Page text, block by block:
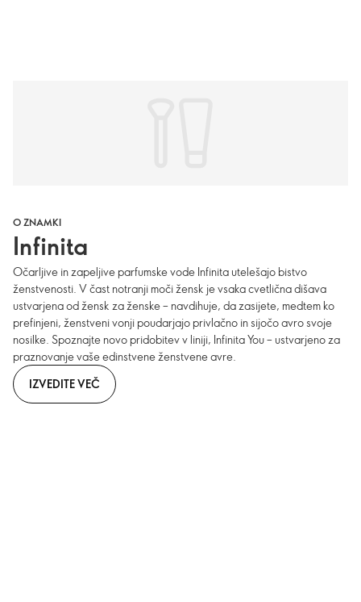
O ZNAMKI
Infinita
Očarljive in zapeljive parfumske vode Infinita utelešajo bistvo
ženstvenosti. V čast notranji moči žensk je vsaka cvetlična dišava
ustvarjena od žensk za ženske – navdihuje, da zasijete, medtem ko
prefinjeni, ženstveni vonji poudarjajo privlačno in sijočo avro svoje
nosilke. Spoznajte novo pridobitev v liniji, Infinita You – ustvarjeno za
praznovanje vaše edinstvene ženstvene avre.
IZVEDITE VEČ